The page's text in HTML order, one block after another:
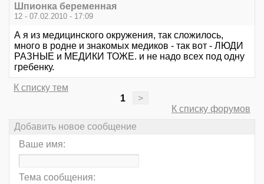
Шпионка беременная
12 - 07.02.2010 - 17:09
А я из медицинского окружения, так сложилось,
много в родне и знакомых медиков - так вот - ЛЮДИ
РАЗНЫЕ и МЕДИКИ ТОЖЕ. и не надо всех под одну
гребенку.
К списку тем
1
>
К списку форумов
Добавить новое сообщение
Ваше имя:
Тема сообщения: